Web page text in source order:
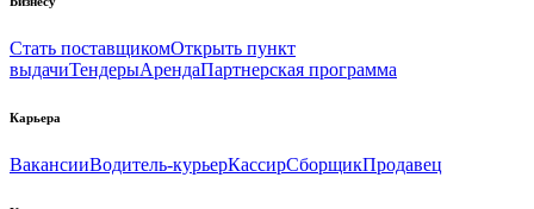
Стать поставщикомОткрыть пункт
выдачиТендерыАрендаПартнерская программа
Карьера
ВакансииВодитель-курьерКассирСборщикПродавец